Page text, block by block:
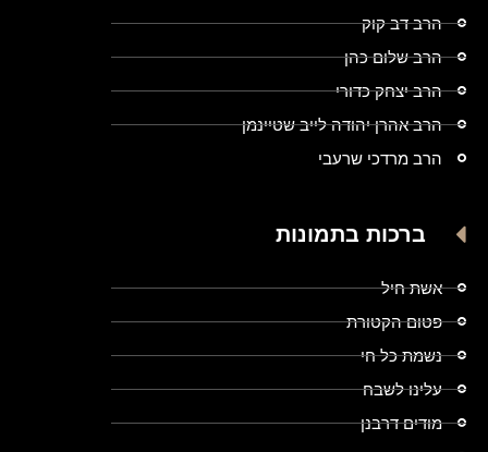
הרב דב קוק
הרב שלום כהן
הרב יצחק כדורי
הרב אהרן יהודה לייב שטיינמן
הרב מרדכי שרעבי
ברכות בתמונות
אשת חיל
פטום הקטורת
נשמת כל חי
עלינו לשבח
מודים דרבנן